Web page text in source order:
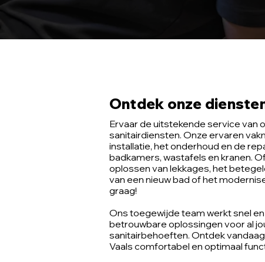
Ontdek onze
Ervaar de uitstekende service van
sanitairdiensten. Onze ervaren
installatie, het onderhoud en de
badkamers, wastafels en kranen.
oplossen van lekkages, het
van een nieuw bad of het
graag!
Ons toegewijde team werkt snel
betrouwbare oplossingen voor al
sanitairbehoeften. Ontdek
Vaals comfortabel en optimaal